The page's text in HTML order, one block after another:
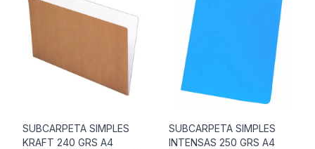
SUBCARPETA SIMPLES
KRAFT 240 GRS A4
SUBCARPETA SIMPLES
INTENSAS 250 GRS A4